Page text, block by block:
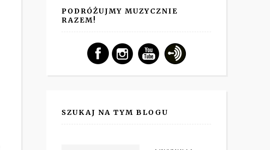
PODRÓŻUJMY MUZYCZNIE
RAZEM!
SZUKAJ NA TYM BLOGU